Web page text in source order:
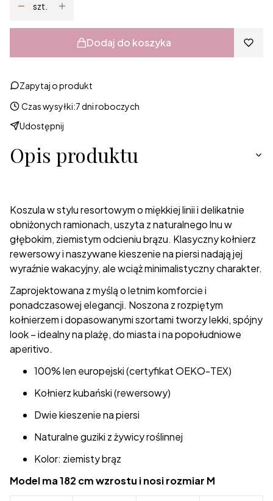
szt.
Dodaj do koszyka
Zapytaj o produkt
Czas wysyłki:7 dni roboczych
Udostępnij
Opis produktu
Koszula w stylu resortowym o miękkiej linii i delikatnie
obniżonych ramionach, uszyta z naturalnego lnu w
głębokim, ziemistym odcieniu brązu. Klasyczny kołnierz
rewersowy i naszywane kieszenie na piersi nadają jej
wyraźnie wakacyjny, ale wciąż minimalistyczny charakter.
Zaprojektowana z myślą o letnim komforcie i
ponadczasowej elegancji. Noszona z rozpiętym
kołnierzem i dopasowanymi szortami tworzy lekki, spójny
look – idealny na plażę, do miasta i na popołudniowe
aperitivo.
100% len europejski (certyfikat OEKO-TEX)
Kołnierz kubański (rewersowy)
Dwie kieszenie na piersi
Naturalne guziki z żywicy roślinnej
Kolor: ziemisty brąz
Model ma 182 cm wzrostu i nosi rozmiar M